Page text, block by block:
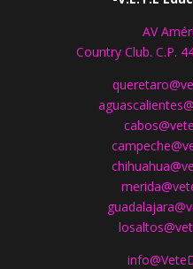
AV
Country Club. C.P.